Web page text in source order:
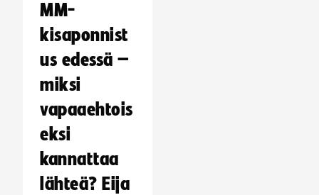
MM-
kisaponnist
us edessä –
miksi
vapaaehtois
eksi
kannattaa
lähteä? Eija